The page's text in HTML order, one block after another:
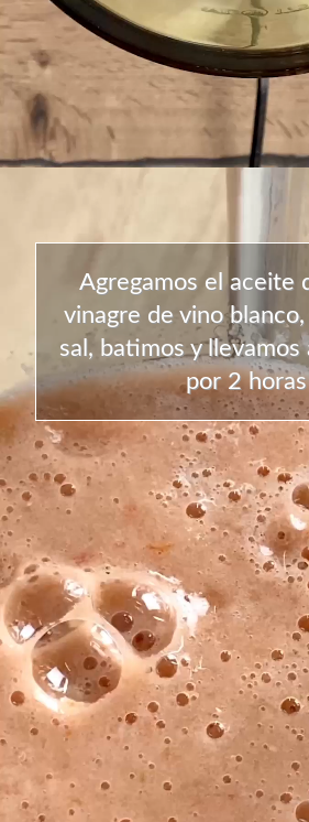
Agregamos el aceite
vinagre de vino
sal, batimos y
por 2 horas